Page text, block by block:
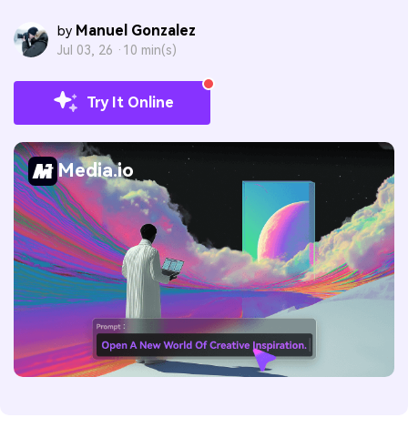
by Manuel Gonzalez
Jul 03, 26 · 10 min(s)
Try It Online
Media.io